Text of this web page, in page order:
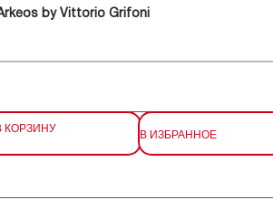
by Vittorio Grifoni
КОРЗИНУ В ИЗБРАННОЕ